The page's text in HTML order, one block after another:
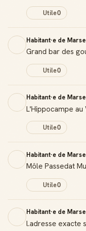
Utile0
Habitant·e de
Grand bar des
Utile0
Habitant·e de
L'Hippocampe au
Utile0
Habitant·e de
Môle Passedat
Utile0
Habitant·e de
l.adresse exacte